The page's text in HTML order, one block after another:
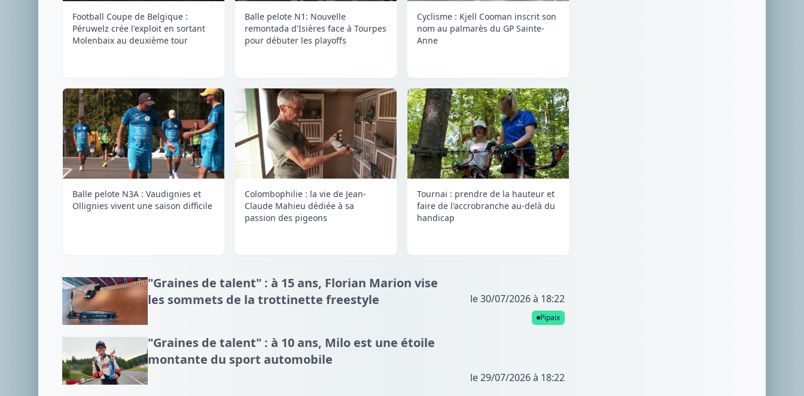
Football Coupe de Belgique :
Péruwelz crée l'exploit en sortant
Molenbaix au deuxième tour
Balle pelote N1: Nouvelle
remontada d'Isières face à Tourpes
pour débuter les playoffs
Cyclisme : Kjell Cooman inscrit son
nom au palmarès du GP Sainte-
Anne
Balle pelote N3A : Vaudignies et
Ollignies vivent une saison difficile
Colombophilie : la vie de Jean-
Claude Mahieu dédiée à sa
passion des pigeons
Tournai : prendre de la hauteur et
faire de l'accrobranche au-delà du
handicap
"Graines de talent" : à 15 ans, Florian Marion vise
les sommets de la trottinette freestyle
le 30/07/2026 à 18:22
Pipaix
"Graines de talent" : à 10 ans, Milo est une étoile
montante du sport automobile
le 29/07/2026 à 18:22